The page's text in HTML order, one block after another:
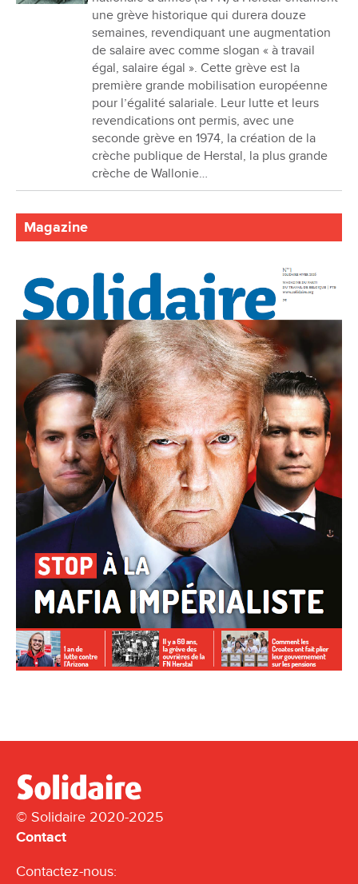
une grève historique qui durera douze
semaines, revendiquant une augmentation
de salaire avec comme slogan « à travail
égal, salaire égal ». Cette grève est la
première grande mobilisation européenne
pour l’égalité salariale. Leur lutte et leurs
revendications ont permis, avec une
seconde grève en 1974, la création de la
crèche publique de Herstal, la plus grande
crèche de Wallonie…
Magazine
© Solidaire 2020-2025
Contact
Contactez-nous: